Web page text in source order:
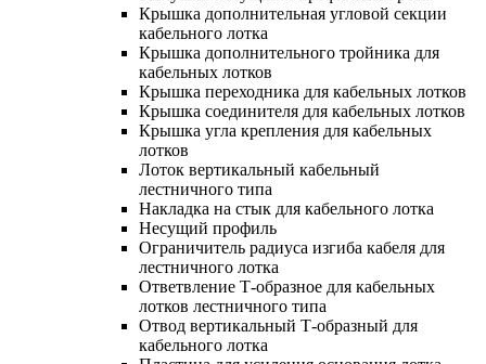
Крышка дополнительная угловой секции
кабельного лотка
Крышка дополнительного тройника для
кабельных лотков
Крышка переходника для кабельных лотков
Крышка соединителя для кабельных лотков
Крышка угла крепления для кабельных
лотков
Лоток вертикальный кабельный
лестничного типа
Накладка на стык для кабельного лотка
Несущий профиль
Ограничитель радиуса изгиба кабеля для
лестничного лотка
Ответвление Т-образное для кабельных
лотков лестничного типа
Отвод вертикальный Т-образный для
кабельного лотка